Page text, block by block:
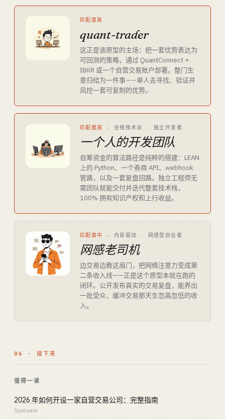
匹配度高
quant-trader
这正是该原型的主场：把一套优势表达为
可回测的策略，通过 QuantConnect +
IBKR 或一个自营交易账户部署。整门生
意归结为一件事——单人去寻找、验证并
风控一套可复制的优势。
匹配度高 · 全栈技术派 · 独立开发者
一个人的开发团队
自筹资金的算法路径是纯粹的搭建：LEAN
上的 Python、一个券商 API、webhook
管路，以及一套复盘回路。独立工程师无
需团队就能交付并迭代整套技术栈，
100% 拥有知识产权和上行收益。
匹配度中 · 内容驱动 · 网感型创业者
网感老司机
边交易边教这扇门，把网络注意力变成第
二条收入线——正是这个原型本就在跑的
闭环。公开发布真实的交易复盘，能养出
一批受众，缓冲交易那天生忽高忽低的收
入。
06 · 接下来
值得一读
2026 年如何开设一家自营交易公司：完整指南
Spotware